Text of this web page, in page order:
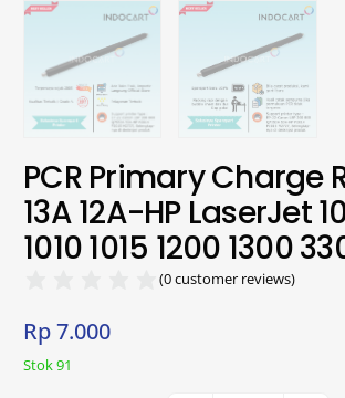
PCR Primary Charge
13A 12A-HP LaserJet
1010 1015 1200 1300
(0customer reviews)
Rp7.000
Stok 91